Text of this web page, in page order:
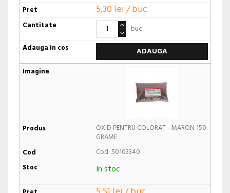
5,30 lei / buc
buc
ADAUGA
OXID PENTRU COLORAT - MARON 150
GRAME
Cod: 50103340
In stoc